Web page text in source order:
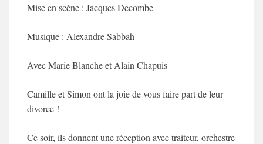
Mise en scène : Jacques Decombe
Musique : Alexandre Sabbah
AvecMarie Blancheet Alain Chapuis
Camille et Simon ont la joie de vous faire part de leur
divorce !
Ce soir, ils donnent une réception avec traiteur, orchestre